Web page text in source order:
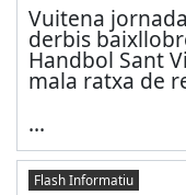
Vuitena
derbis
Handbol Sant
mala ratxa de
...
Flash Informatiu